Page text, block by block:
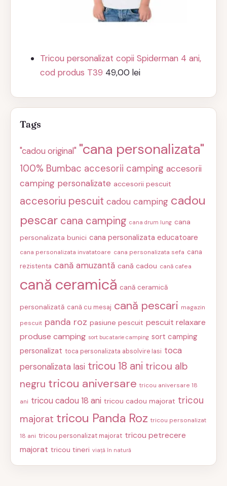
Tricou personalizat copii Spiderman 4 ani,
cod produs T39 49,00lei
Tags
"cadou original" "cana personalizata"
100% Bumbac accesorii camping accesorii
camping personalizate accesorii pescuit
accesoriu pescuit cadou camping cadou
pescar cana camping cana drum lung cana
personalizata bunici cana personalizata educatoare
cana personalizata invatatoare cana personalizata sefa cana
rezistenta cană amuzantă cană cadou cană cafea
cană ceramică cană ceramică
personalizată cană cu mesaj cană pescari magazin
pescuit panda roz pasiune pescuit pescuit relaxare
produse camping sort bucatarie camping sort camping
personalizat toca personalizata absolvire Iasi toca
personalizata Iasi tricou 18 ani tricou alb
negru tricou aniversare tricou aniversare 18
ani tricou cadou 18 ani tricou cadou majorat tricou
majorat tricou Panda Roz tricou personalizat
18 ani tricou personalizat majorat tricou petrecere
majorat tricou tineri viață în natură